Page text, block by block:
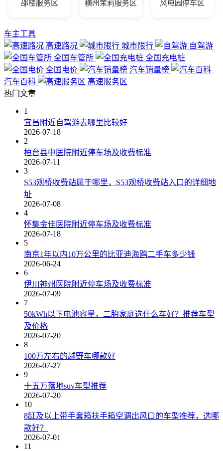
邵楼服务区 横州茉莉服务区 风电园停车区
车主工具
高速路况
城市限行
自驾游
全国车管所
全国充电桩
全国电价
汽车销量榜
汽车百科
高速服务区
热门文章
1
宜昌附近自驾游去哪里比较好
2026-07-18
2
桓台县中医院附近停车场及收费标准
2026-07-11
3
S53观桥收费站属于哪里，S53观桥收费站入口的详细地
址
2026-07-08
4
怀集金佳医院附近停车场及收费标准
2026-07-18
5
南京1年以内10万公里的比亚迪海鸥二手车多少钱
2026-06-24
6
伊川神州医院附近停车场及收费标准
2026-07-09
7
50kWh以下电池容量，二胎家庭选什么车好？推荐车型
及价格
2026-07-20
8
100万左右的越野车哪款好
2026-07-27
9
十五万落地suv车型推荐
2026-07-20
10
8缸及以上带手套箱扶手箱空调出风口的车型推荐，选哪
款好？
2026-07-01
11